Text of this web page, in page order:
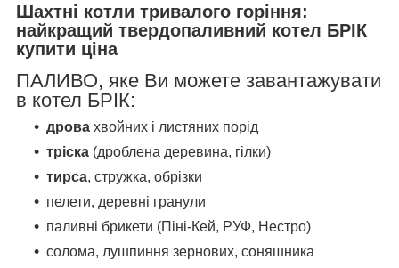
Шахтні котли тривалого горіння:
найкращий твердопаливний котел БРІК
купити ціна
ПАЛИВО, яке Ви можете завантажувати
в котел БРІК:
дрова хвойних і листяних порід
тріска (дроблена деревина, гілки)
тирса, стружка, обрізки
пелети, деревні гранули
паливні брикети (Піні-Кей, РУФ, Нестро)
солома, лушпиння зернових, соняшника